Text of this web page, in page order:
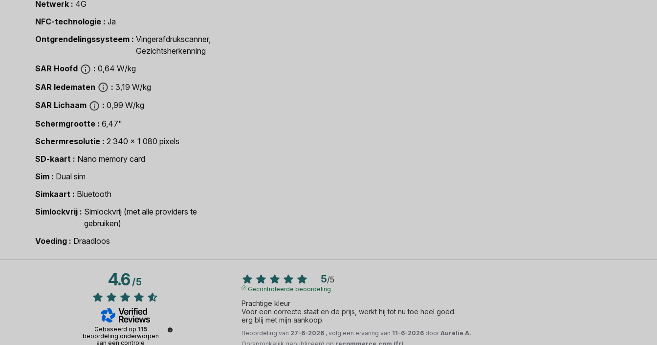
Netwerk
4G
NFC-technologie
Ja
Ontgrendelingssysteem
Vingerafdrukscanner,
Gezichtsherkenning
SAR Hoofd
0,64 W/kg
SAR ledematen
3,19 W/kg
SAR Lichaam
0,99 W/kg
Schermgrootte
6,47"
Schermresolutie
2 340 x 1 080 pixels
SD-kaart
Nano memory card
Sim
Dual sim
Simkaart
Bluetooth
Simlockvrij
Simlockvrij (met alle providers te
gebruiken)
Voeding
Draadloos
4.6/5
Gebaseerd op 115
beoordeling onderworpen
aan een controle
5/5
Gecontroleerde beoordeling
Prachtige kleur
Voor een correcte staat en de prijs, werkt hij tot nu toe heel goed.
erg blij met mijn aankoop.
Beoordeling van 27-6-2026 , volg een ervaring van 11-6-2026 doorAurélie A.
Oorspronkelijk gepubliceerd op recommerce.com (fr)